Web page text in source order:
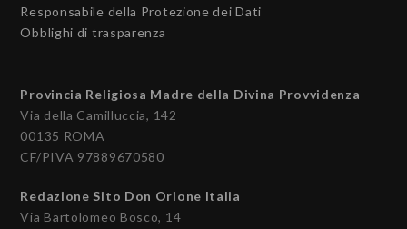
Responsabile della Protezione dei Dati
Obblighi di trasparenza
Provincia Religiosa Madre della Divina Provvidenza
Via della Camilluccia, 142
00135 ROMA
CF/PIVA 97889670580
Redazione Sito Don Orione Italia
Via Bartolomeo Bosco, 14